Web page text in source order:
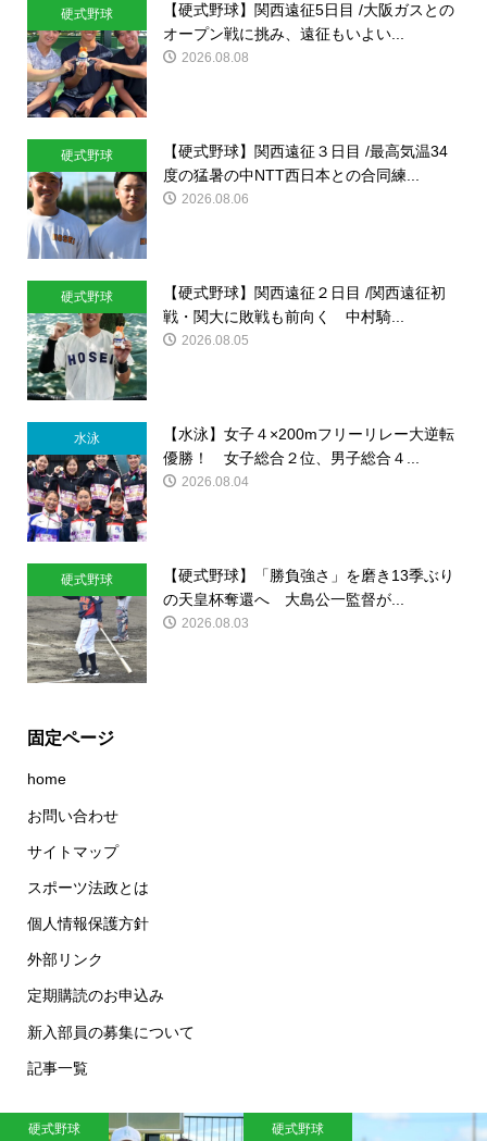
硬式野球
【硬式野球】関西遠征5日目 /大阪ガスとの
オープン戦に挑み、遠征もいよい...
2026.08.08
硬式野球
【硬式野球】関西遠征３日目 /最高気温34
度の猛暑の中NTT西日本との合同練...
2026.08.06
硬式野球
【硬式野球】関西遠征２日目 /関西遠征初
戦・関大に敗戦も前向く 中村騎...
2026.08.05
水泳
【水泳】女子４×200mフリーリレー大逆転
優勝！ 女子総合２位、男子総合４...
2026.08.04
硬式野球
【硬式野球】「勝負強さ」を磨き13季ぶり
の天皇杯奪還へ 大島公一監督が...
2026.08.03
固定ページ
home
お問い合わせ
サイトマップ
スポーツ法政とは
個人情報保護方針
外部リンク
定期購読のお申込み
新入部員の募集について
記事一覧
硬式野球 硬式野球